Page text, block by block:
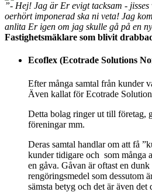
”- Hej! Jag är Er evigt tacksam -
oerhört imponerad ska ni veta! Jag
anlita Er igen om jag skulle gå på en
Fastighetsmäklare som blivit
Ecoflex (Ecotrade Solutions
Efter många samtal från kunder
Även kallat för Ecotrade
Detta bolag ringer ut till företag,
föreningar mm.
Deras samtal handlar om att få
kunder tidigare och som många
en gåva. Gåvan är oftast en
rengöringsmedel som dessutom
sämsta betyg och det är även det